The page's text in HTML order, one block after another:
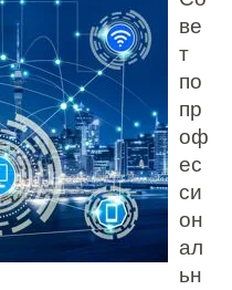
ве
т
по
пр
оф
ес
си
он
ал
ьн